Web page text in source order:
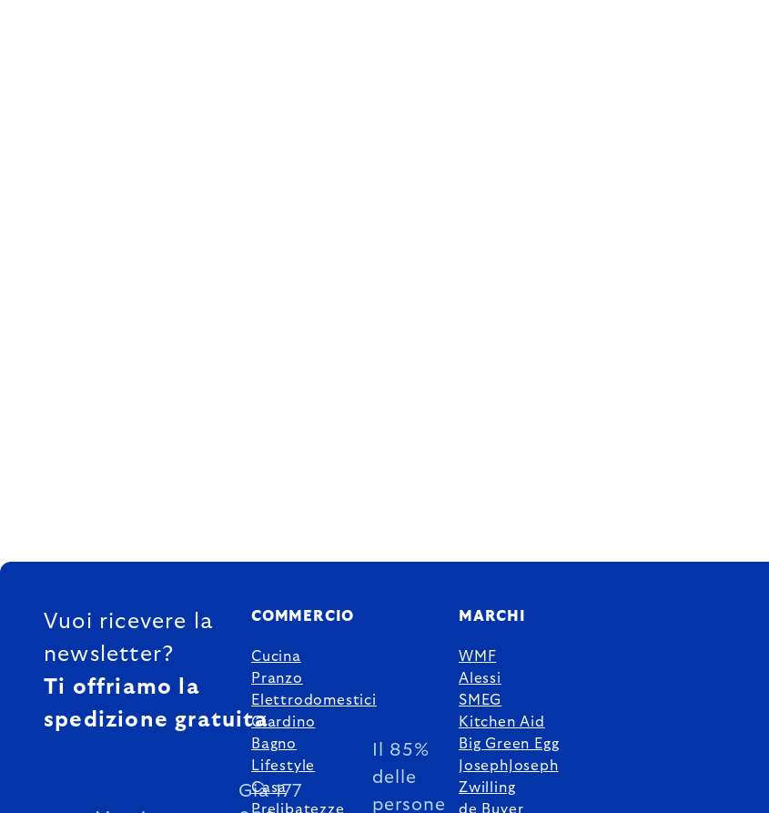
FOOTER
Vuoi ricevere la
newsletter?
Ti offriamo la
spedizione gratuita
Già 177
Il 85%
delle
persone
COMMERCIO
Cucina
Pranzo
Elettrodomestici
Giardino
Bagno
Lifestyle
Casa
Prelibatezze
MARCHI
WMF
Alessi
SMEG
Kitchen Aid
Big Green Egg
JosephJoseph
Zwilling
de Buyer